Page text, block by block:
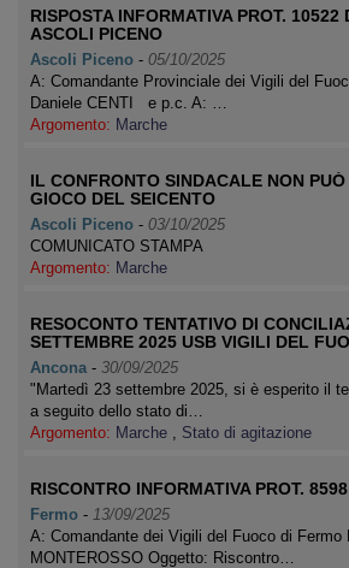
RISPOSTA INFORMATIVA PROT.
ASCOLI PICENO
Ascoli Piceno - 05/10/2025
A: Comandante Provinciale dei Vigili del
Daniele CENTI e p.c. A: …
Argomento: Marche
IL CONFRONTO SINDACALE NON PUÓ
GIOCO DEL SEICENTO
Ascoli Piceno - 03/10/2025
COMUNICATO STAMPA
Argomento: Marche
RESOCONTO TENTATIVO DI
SETTEMBRE 2025 USB VIGILI DEL
Ancona - 30/09/2025
"Martedì 23 settembre 2025, si è esperito il
a seguito dello stato di…
Argomento: Marche , Stato di agitazione
RISCONTRO INFORMATIVA PROT.
Fermo - 13/09/2025
A: Comandante dei Vigili del Fuoco di Fermo
MONTEROSSO Oggetto: Riscontro…